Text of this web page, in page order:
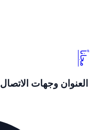
مجاناً
العنوان وجهات الاتصال